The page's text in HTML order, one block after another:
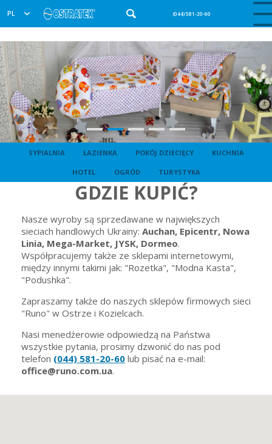
PL (044) 581-20-60
SYPIALNIA ŁAZIENKA POKÓJ DZIECIĘCY KUCHNIA
HOTEL OGRÓD TURYSTYKA
GDZIE KUPIĆ?
Nasze wyroby są sprzedawane w największych
sieciach handlowych Ukrainy: Auchan, Epicentr, Nowa
Linia, Mega-Market, JYSK, Dormeo.
Współpracujemy także ze sklepami internetowymi,
między innymi takimi jak: "Rozetka", "Modna Kasta",
"Podushka".
Zapraszamy także do naszych sklepów firmowych sieci
"Runo" w Ostrze i Kozielcach.
Nasi menedżerowie odpowiedzą na Państwa
wszystkie pytania, prosimy dzwonić do nas pod
telefon (044) 581-20-60 lub pisać na e-mail:
office@runo.com.ua.